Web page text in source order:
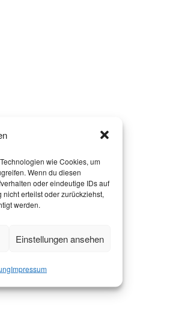
wie Cookies, um
Wenn du diesen
oder eindeutige IDs auf
erteilst oder zurückziehst,
werden.
Einstellungen ansehen
Impressum